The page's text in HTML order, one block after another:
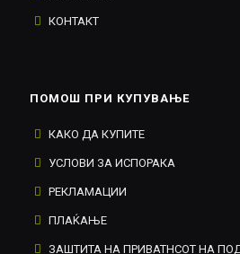
КОНТАКТ
ПОМОШ ПРИ КУПУВАЊЕ
КАКО ДА КУПИТЕ
УСЛОВИ ЗА ИСПОРАКА
РЕКЛАМАЦИИ
ПЛАЌАЊЕ
ЗАШТИТА НА ПРИВАТНСОТ НА